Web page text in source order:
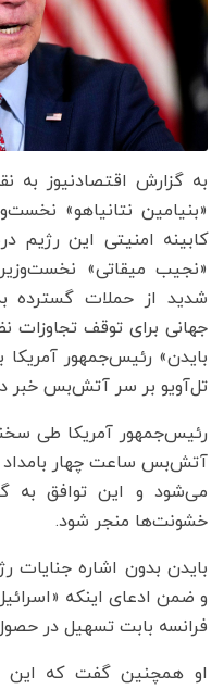
به گزارش اقتصادنیوز به
«بنیامین نتانیاهو»
کابینه امنیتی این رژیم
«نجیب میقاتی»
شدید از حملات گسترده
جهانی برای توقف
بایدن» رئیس‌جمهور آمریکا
تل‌آویو بر سر آتش‌بس خبر
رئیس‌جمهور آمریکا طی
می‌شود و این توافق به
خشونت‌ها منجر شود.
بایدن بدون اشاره جنایات
و ضمن ادعای اینکه
فرانسه بابت تسهیل در
او همچنین گفت که این